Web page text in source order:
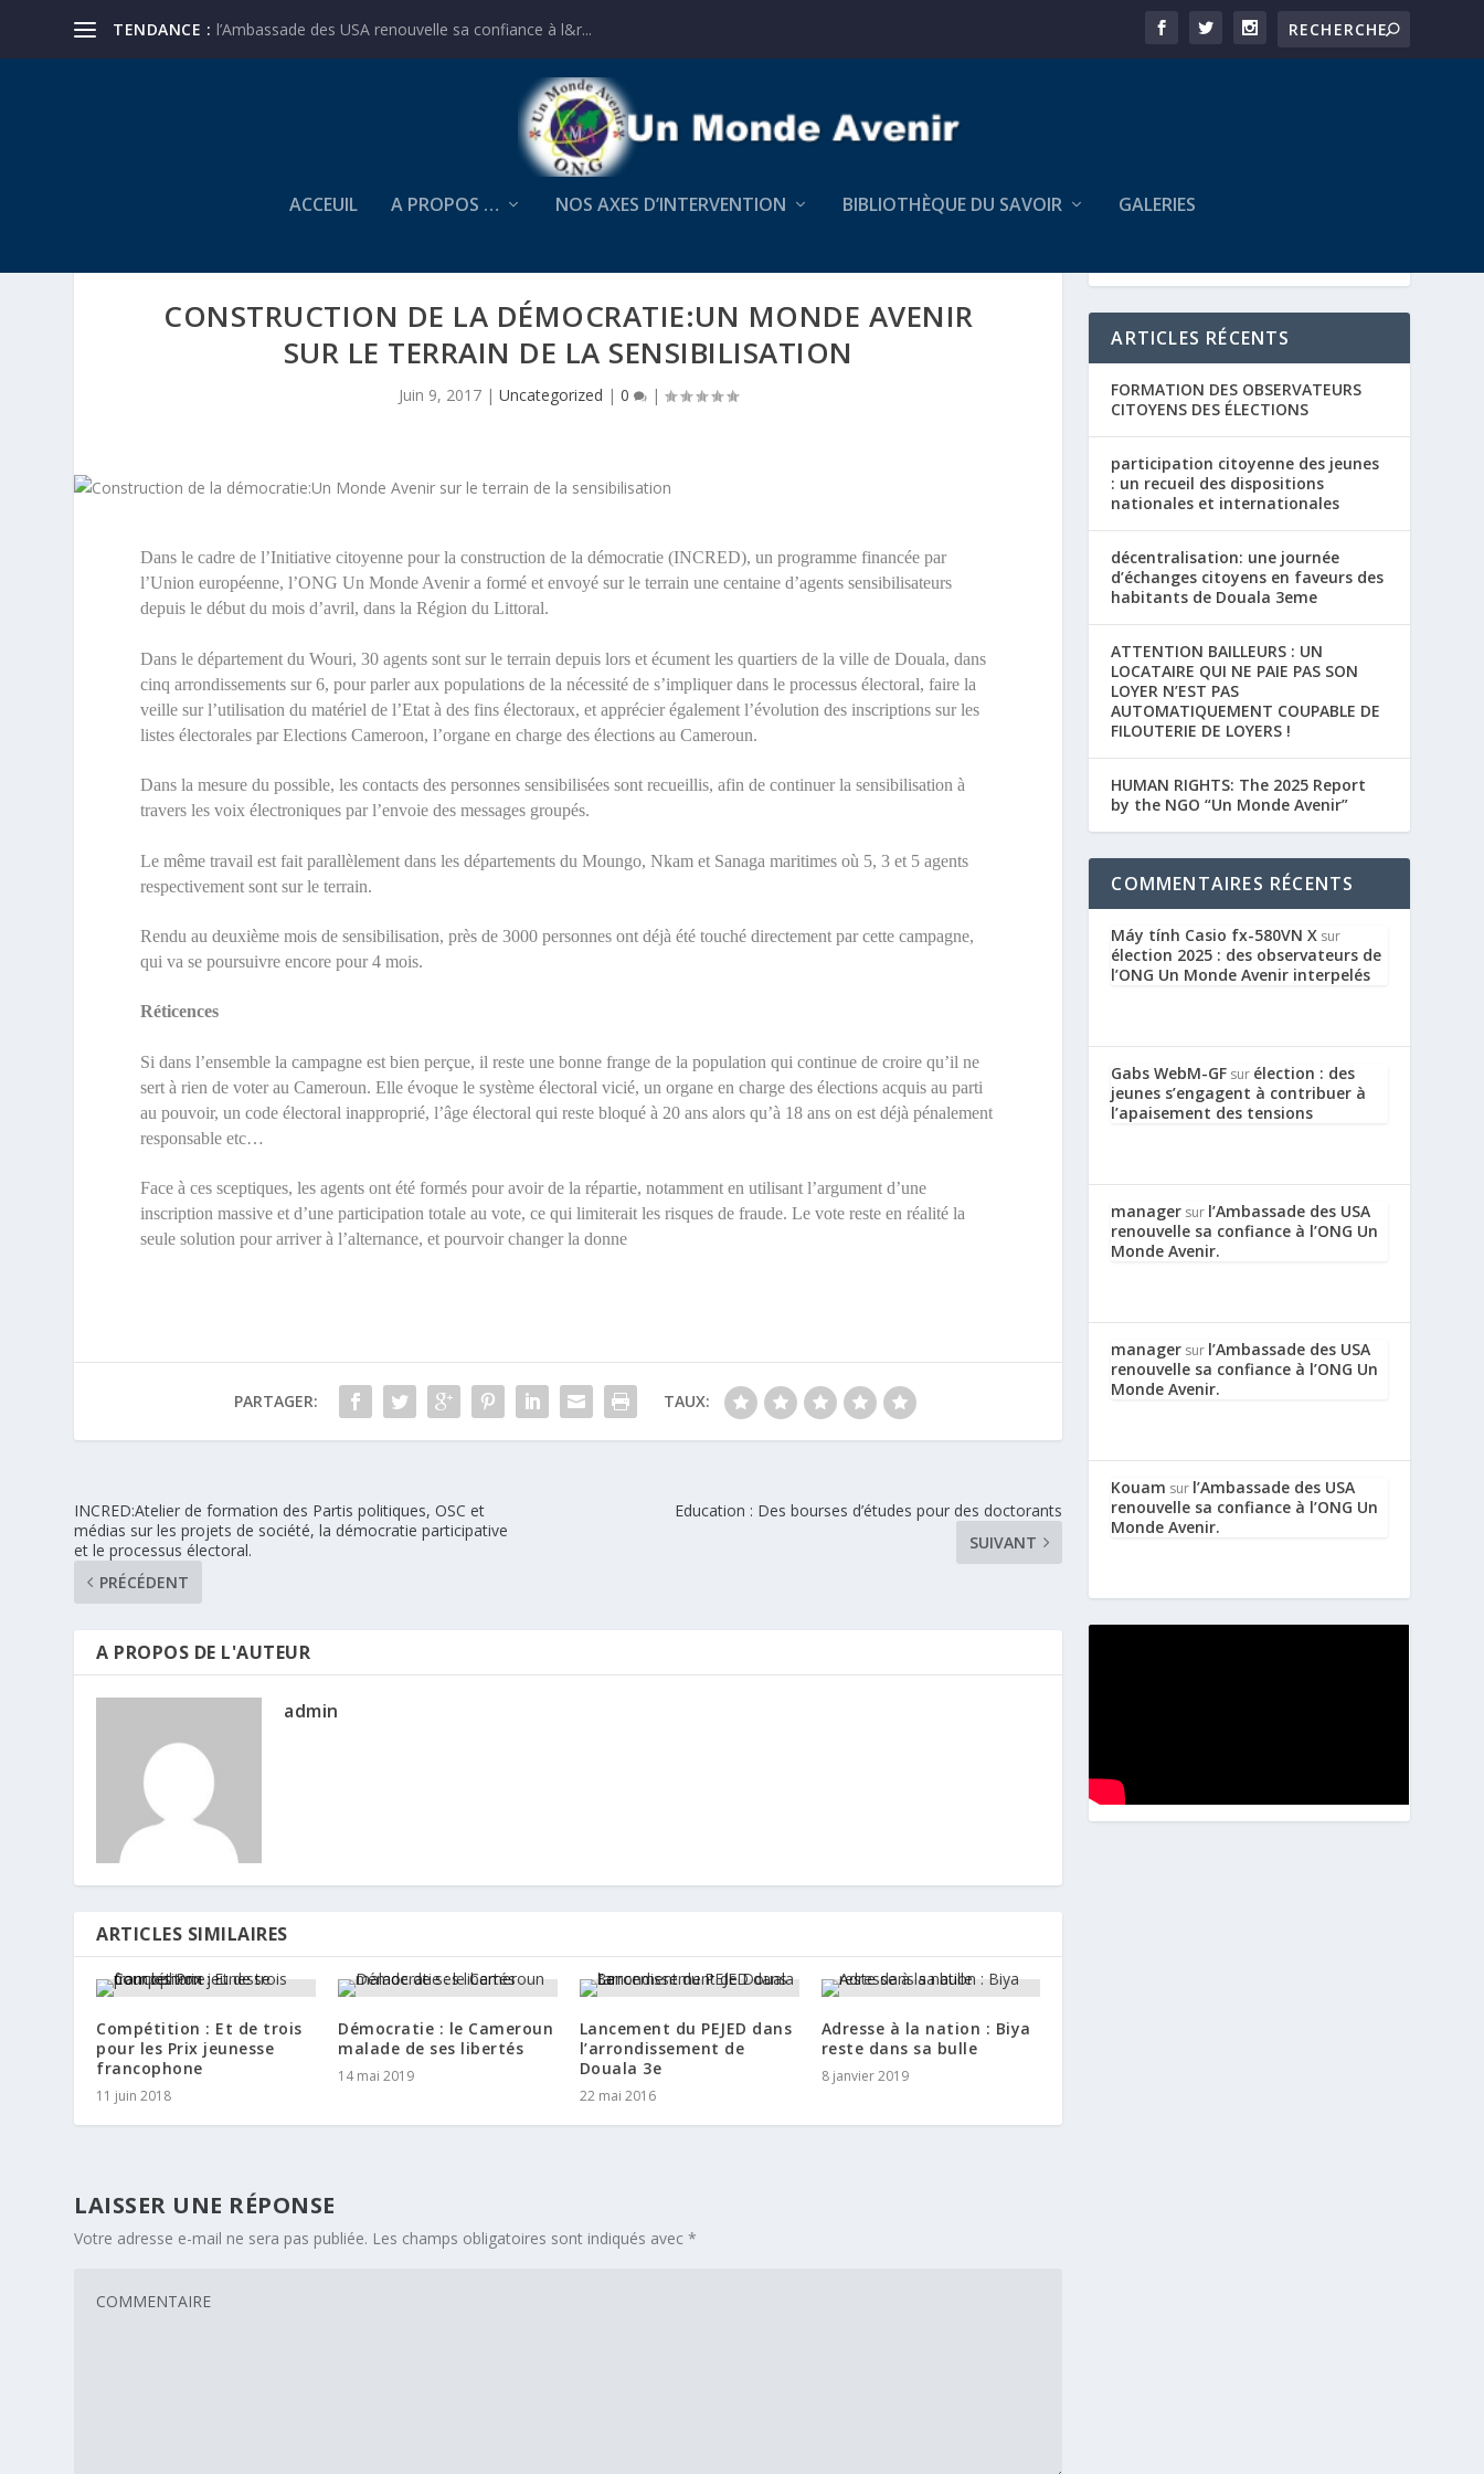
TENDANCE : l’Ambassade des USA renouvelle sa confiance à l&r...
ACCEUIL A PROPOS … NOS AXES D’INTERVENTION BIBLIOTHÈQUE DU SAVOIR GALERIES
CONSTRUCTION DE LA DÉMOCRATIE:UN MONDE AVENIR
SUR LE TERRAIN DE LA SENSIBILISATION
Juin 9, 2017 |Uncategorized |0 |
Dans le cadre de l’Initiative citoyenne pour la construction de la démocratie (INCRED), un programme financée par
l’Union européenne, l’ONG Un Monde Avenir a formé et envoyé sur le terrain une centaine d’agents sensibilisateurs
depuis le début du mois d’avril, dans la Région du Littoral.
Dans le département du Wouri, 30 agents sont sur le terrain depuis lors et écument les quartiers de la ville de Douala, dans
cinq arrondissements sur 6, pour parler aux populations de la nécessité de s’impliquer dans le processus électoral, faire la
veille sur l’utilisation du matériel de l’Etat à des fins électoraux, et apprécier également l’évolution des inscriptions sur les
listes électorales par Elections Cameroon, l’organe en charge des élections au Cameroun.
Dans la mesure du possible, les contacts des personnes sensibilisées sont recueillis, afin de continuer la sensibilisation à
travers les voix électroniques par l’envoie des messages groupés.
Le même travail est fait parallèlement dans les départements du Moungo, Nkam et Sanaga maritimes où 5, 3 et 5 agents
respectivement sont sur le terrain.
Rendu au deuxième mois de sensibilisation, près de 3000 personnes ont déjà été touché directement par cette campagne,
qui va se poursuivre encore pour 4 mois.
Réticences
Si dans l’ensemble la campagne est bien perçue, il reste une bonne frange de la population qui continue de croire qu’il ne
sert à rien de voter au Cameroun. Elle évoque le système électoral vicié, un organe en charge des élections acquis au parti
au pouvoir, un code électoral inapproprié, l’âge électoral qui reste bloqué à 20 ans alors qu’à 18 ans on est déjà pénalement
responsable etc…
Face à ces sceptiques, les agents ont été formés pour avoir de la répartie, notamment en utilisant l’argument d’une
inscription massive et d’une participation totale au vote, ce qui limiterait les risques de fraude. Le vote reste en réalité la
seule solution pour arriver à l’alternance, et pourvoir changer la donne
PARTAGER: TAUX:
INCRED:Atelier de formation des Partis politiques, OSC et
médias sur les projets de société, la démocratie participative
et le processus électoral.
PRÉCÉDENT
Education : Des bourses d’études pour des doctorants
SUIVANT
A PROPOS DE L'AUTEUR
admin
ARTICLES SIMILAIRES
Compétition : Et de trois
pour les Prix jeunesse
francophone
11 juin 2018
Démocratie : le Cameroun
malade de ses libertés
14 mai 2019
Lancement du PEJED dans
l’arrondissement de
Douala 3e
22 mai 2016
Adresse à la nation : Biya
reste dans sa bulle
8 janvier 2019
LAISSER UNE RÉPONSE
Votre adresse e-mail ne sera pas publiée. Les champs obligatoires sont indiqués avec*
ARTICLES RÉCENTS
FORMATION DES OBSERVATEURS
CITOYENS DES ÉLECTIONS
participation citoyenne des jeunes
: un recueil des dispositions
nationales et internationales
décentralisation: une journée
d’échanges citoyens en faveurs des
habitants de Douala 3eme
ATTENTION BAILLEURS : UN
LOCATAIRE QUI NE PAIE PAS SON
LOYER N’EST PAS
AUTOMATIQUEMENT COUPABLE DE
FILOUTERIE DE LOYERS !
HUMAN RIGHTS: The 2025 Report
by the NGO “Un Monde Avenir”
COMMENTAIRES RÉCENTS
Máy tính Casio fx-580VN X sur
élection 2025 : des observateurs de
l’ONG Un Monde Avenir interpelés
Gabs WebM-GF sur élection : des
jeunes s’engagent à contribuer à
l’apaisement des tensions
manager sur l’Ambassade des USA
renouvelle sa confiance à l’ONG Un
Monde Avenir.
manager sur l’Ambassade des USA
renouvelle sa confiance à l’ONG Un
Monde Avenir.
Kouam sur l’Ambassade des USA
renouvelle sa confiance à l’ONG Un
Monde Avenir.